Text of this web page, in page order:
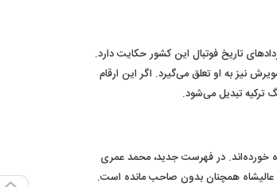
تاریخ فوتبال این کشور حکایت دارد.
نام و تصویرش نیز به او تعلق می‌گیرد. اگر این ارقام
ترکیه تبدیل می‌شود.
فوتبال ایران گره خورده‌اند. در فهرست جدید، محمد عمری